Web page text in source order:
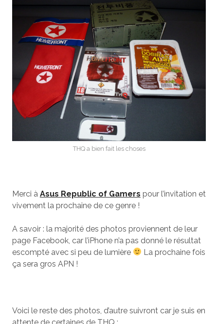
THQ a bien fait les choses
Merci à Asus Republic of Gamers pour l’invitation et
vivement la prochaine de ce genre !
A savoir : la majorité des photos proviennent de leur
page Facebook, car l’iPhone n’a pas donné le résultat
escompté avec si peu de lumière
La prochaine fois
ça sera gros APN !
Voici le reste des photos, d’autre suivront car je suis en
attente de certaines de THQ :